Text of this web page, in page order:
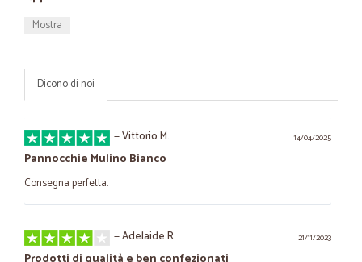
Mostra
Dicono di noi
14/04/2025
—Vittorio M.
Pannocchie Mulino Bianco
Consegna perfetta.
21/11/2023
—Adelaide R.